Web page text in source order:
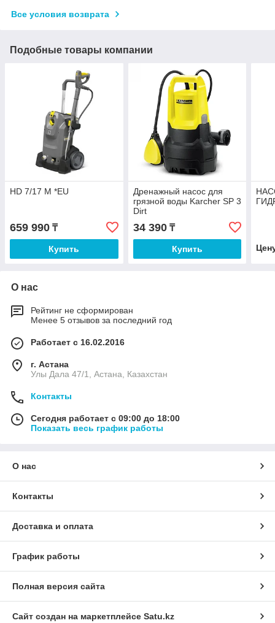
Все условия возврата
Подобные товары компании
HD 7/17 M *EU
659 990 ₸
Купить
Дренажный насос для
грязной воды Karcher SP 3
Dirt
34 390₸
Купить
О нас
Рейтинг не сформирован
Менее 5 отзывов за последний год
Работает с 16.02.2016
г. Астана
Улы Дала 47/1, Астана, Казахстан
Контакты
Сегодня работает с 09:00 до 18:00
Показать весь график работы
О нас
Контакты
Доставка и оплата
График работы
Полная версия сайта
Сайт создан на маркетплейсе Satu.kz